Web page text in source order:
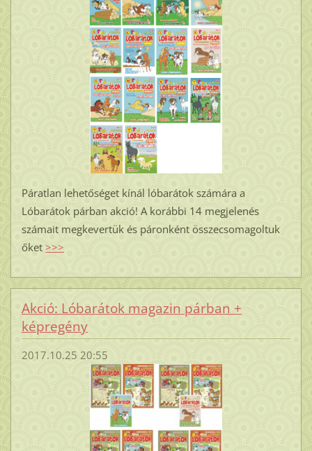
Páratlan lehetőséget kínál lóbarátok számára a
Lóbarátok párban akció! A korábbi 14 megjelenés
számait megkevertük és páronként összecsomagoltuk
őket >>>
Akció: Lóbarátok magazin párban +
képregény
2017.10.25 20:55